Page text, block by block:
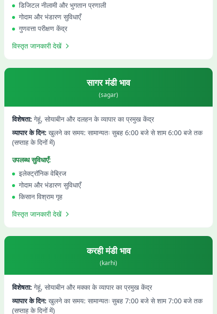
डिजिटल नीलामी और भुगतान प्रणाली
गोदाम और भंडारण सुविधाएँ
गुणवत्ता परीक्षण केंद्र
विस्तृत जानकारी देखें
सागरमंडी भाव
(sagar)
विशेषता: गेहूं, सोयाबीन और दलहन के व्यापार का प्रमुख केंद्र
व्यापार के दिन: खुलने का समय: सामान्यतः सुबह 6:00 बजे से शाम 6:00 बजे तक
(सप्ताह के दिनों में)
उपलब्ध सुविधाएँ:
इलेक्ट्रॉनिक वेब्रिज
गोदाम और भंडारण सुविधाएँ
किसान विश्राम गृह
विस्तृत जानकारी देखें
करहीमंडी भाव
(karhi)
विशेषता: गेहूं, सोयाबीन और मक्का के व्यापार का प्रमुख केंद्र
व्यापार के दिन: खुलने का समय: सामान्यतः सुबह 7:00 बजे से शाम 7:00 बजे तक
(सप्ताह के दिनों में)